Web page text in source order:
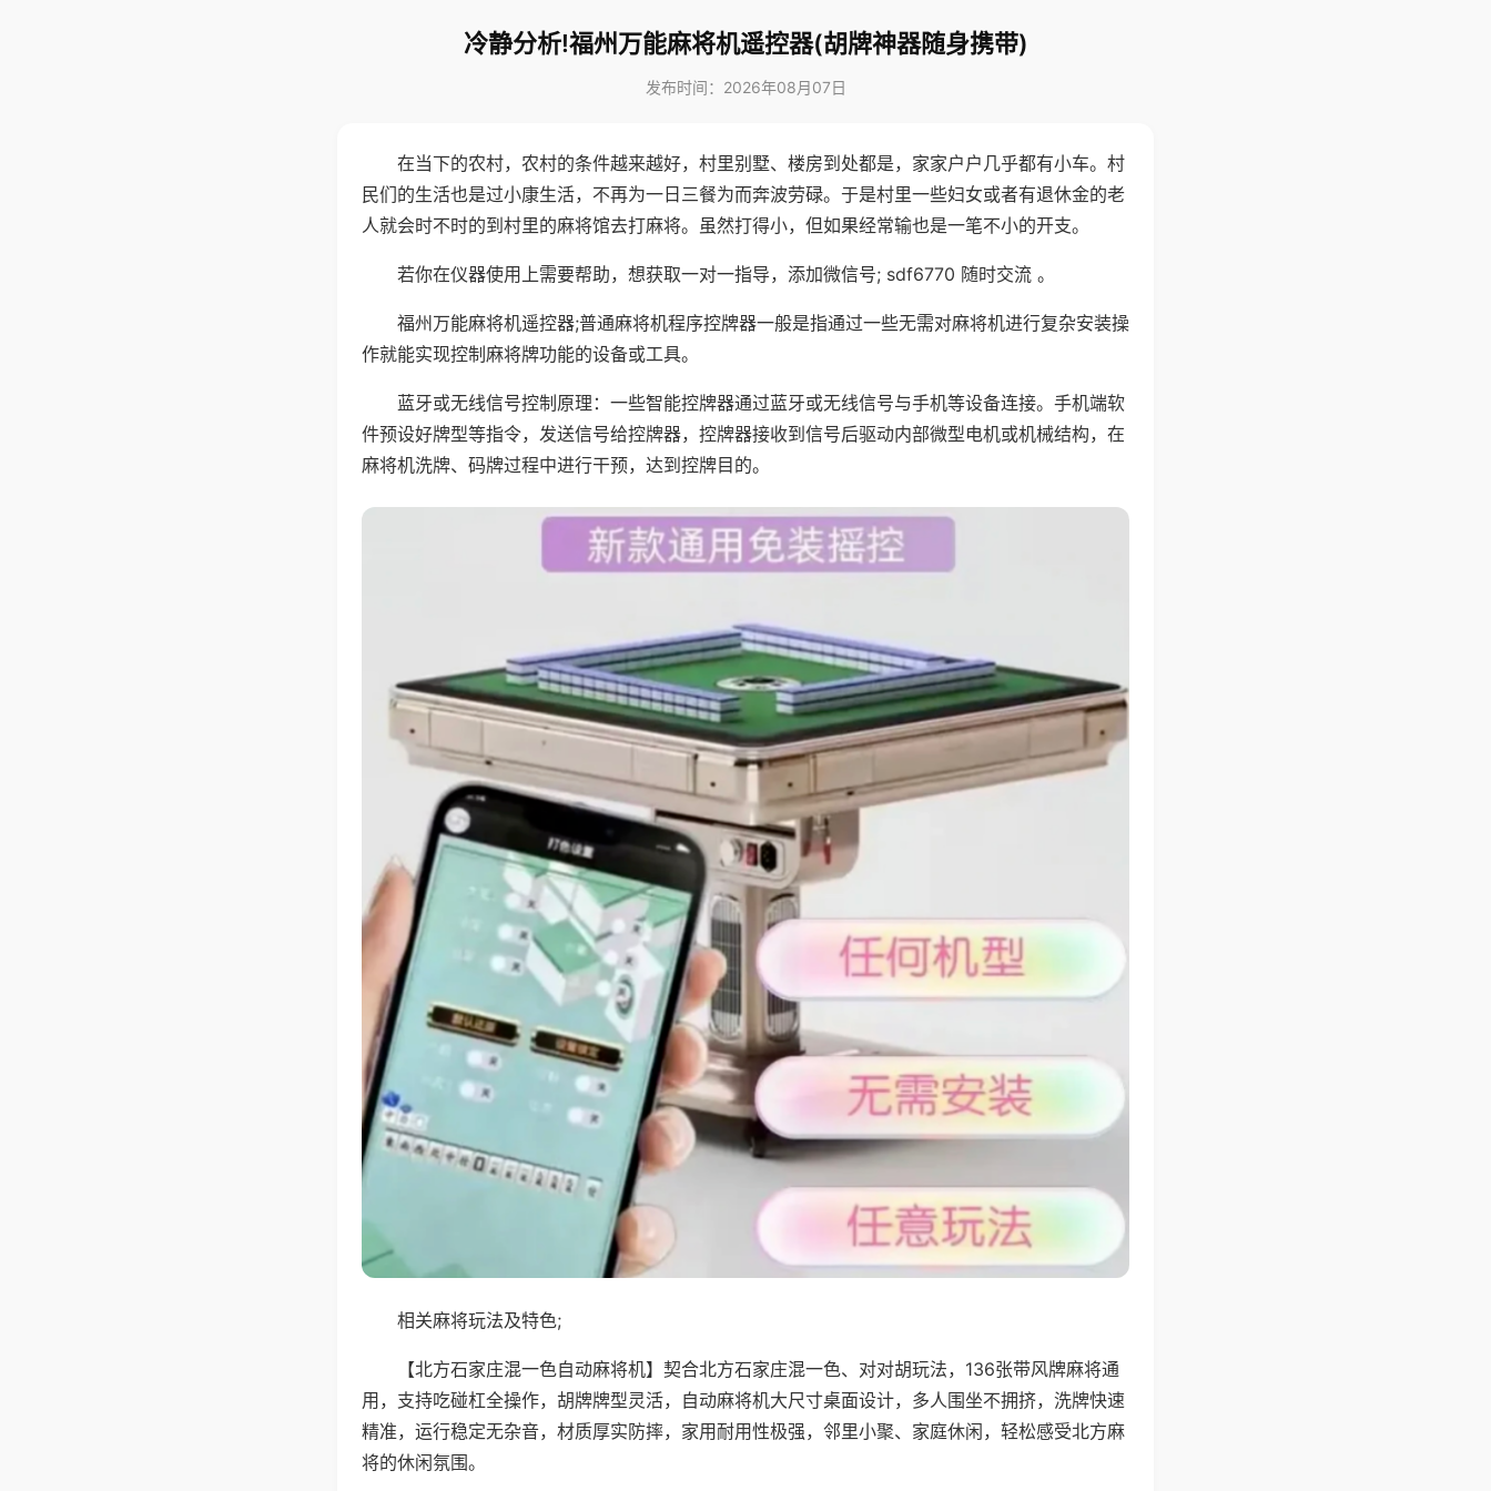
冷静分析!福州万能麻将机遥控器(胡牌神器随身携带)
发布时间：2026年08月07日
在当下的农村，农村的条件越来越好，村里别墅、楼房到处都是，家家户户几乎都有小车。村
民们的生活也是过小康生活，不再为一日三餐为而奔波劳碌。于是村里一些妇女或者有退休金的老
人就会时不时的到村里的麻将馆去打麻将。虽然打得小，但如果经常输也是一笔不小的开支。
若你在仪器使用上需要帮助，想获取一对一指导，添加微信号; sdf6770 随时交流 。
福州万能麻将机遥控器;普通麻将机程序控牌器一般是指通过一些无需对麻将机进行复杂安装操
作就能实现控制麻将牌功能的设备或工具。
蓝牙或无线信号控制原理：一些智能控牌器通过蓝牙或无线信号与手机等设备连接。手机端软
件预设好牌型等指令，发送信号给控牌器，控牌器接收到信号后驱动内部微型电机或机械结构，在
麻将机洗牌、码牌过程中进行干预，达到控牌目的。
相关麻将玩法及特色;
【北方石家庄混一色自动麻将机】契合北方石家庄混一色、对对胡玩法，136张带风牌麻将通
用，支持吃碰杠全操作，胡牌牌型灵活，自动麻将机大尺寸桌面设计，多人围坐不拥挤，洗牌快速
精准，运行稳定无杂音，材质厚实防摔，家用耐用性极强，邻里小聚、家庭休闲，轻松感受北方麻
将的休闲氛围。